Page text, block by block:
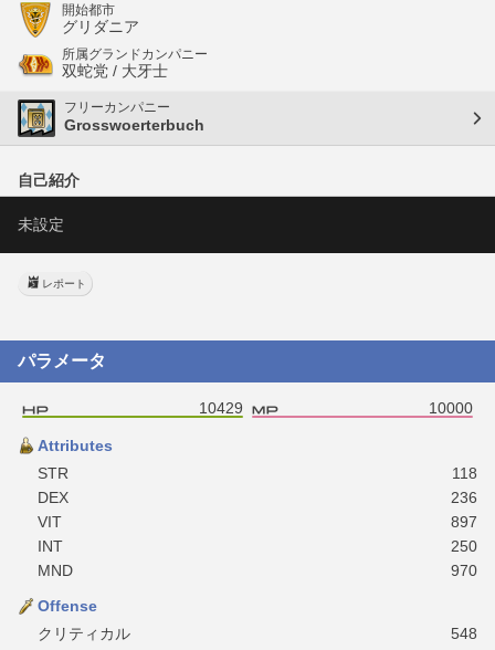
開始都市
グリダニア
所属グランドカンパニー
双蛇党 / 大牙士
フリーカンパニー
Grosswoerterbuch
自己紹介
未設定
レポート
パラメータ
10429 10000
Attributes
STR
118
DEX
236
VIT
897
INT
250
MND
970
Offense
クリティカル
548